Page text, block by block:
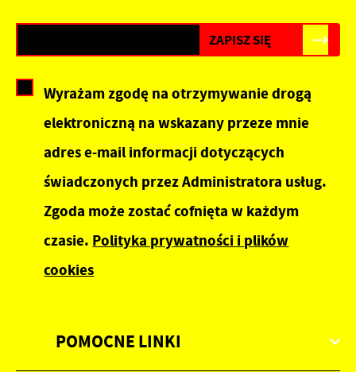
POMOCNE LINKI
Wyrażam zgodę na otrzymywanie drogą
elektroniczną na wskazany przeze mnie
adres e-mail informacji dotyczących
świadczonych przez Administratora usług.
Zgoda może zostać cofnięta w każdym
czasie. Polityka prywatności i plików
cookies